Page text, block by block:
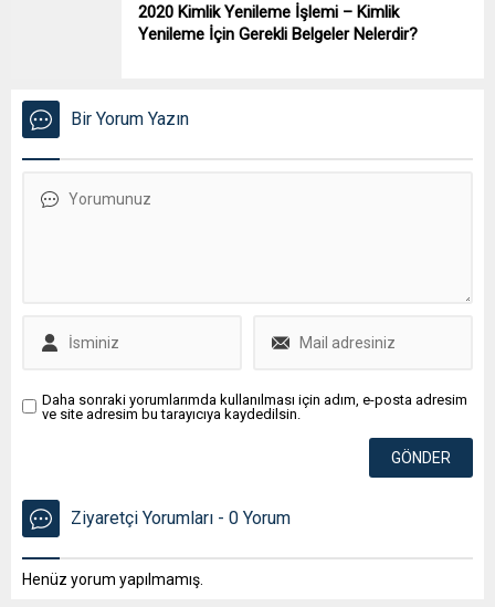
2020 Kimlik Yenileme İşlemi – Kimlik
Yenileme İçin Gerekli Belgeler Nelerdir?
Bir Yorum Yazın
Daha sonraki yorumlarımda kullanılması için adım, e-posta adresim
ve site adresim bu tarayıcıya kaydedilsin.
Ziyaretçi Yorumları - 0 Yorum
Henüz yorum yapılmamış.